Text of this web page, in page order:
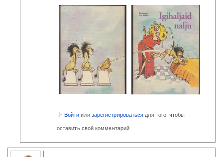
Войти или зарегистрироваться для того, чтобы
оставить свой комментарий.